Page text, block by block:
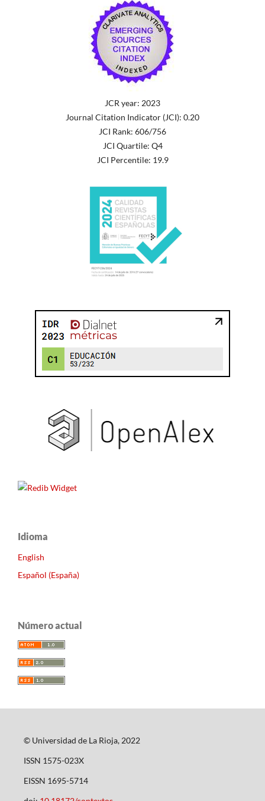
JCR year: 2023
Journal Citation Indicator (JCI): 0.20
JCI Rank: 606/756
JCI Quartile: Q4
JCI Percentile: 19.9
Idioma
English
Español (España)
Número actual
© Universidad de La Rioja, 2022
ISSN 1575-023X
EISSN 1695-5714